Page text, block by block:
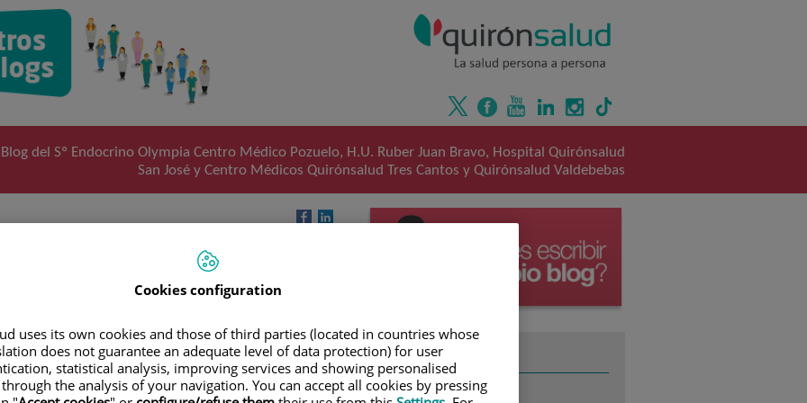
Blog del Sº Endocrino Olympia Centro Médico Pozuelo, H.U. Ruber Juan Bravo, Hospital Quirónsalud
San José y Centro Médicos Quirónsalud Tres Cantos y Quirónsalud Valdebebas
nutrición
relacionadas con la nutrición que se ven afectadas en el
evitar que se conviertan en un riesgo a través de una
de ellas son:
TEMAS
Cookies configuration
uses its own cookies and those of third parties (located in countries whose
does not guarantee an adequate level of data protection) for user
statistical analysis, improving services and showing personalised
the analysis of your navigation. You can accept all cookies by pressing